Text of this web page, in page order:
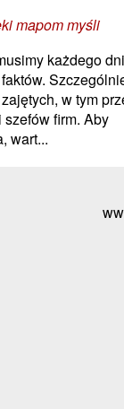
mapom myśli
każdego
w tym
firm. Aby
wart...